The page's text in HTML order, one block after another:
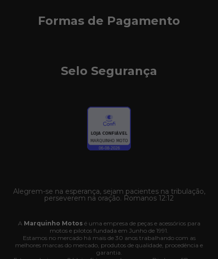
Formas de Pagamento
Selo Segurança
Alegrem-se na esperança, sejam pacientes na tribulação,
perseverem na oração. Romanos 12:12
A Marquinho Motosé uma empresa de peças e acessórios para
motos e pilotos fundada em Junho de 1991.
Estamos no mercado há mais de 30 anos trabalhando com as
melhores marcas do mercado, produtos de qualidade, procedência e
garantia.